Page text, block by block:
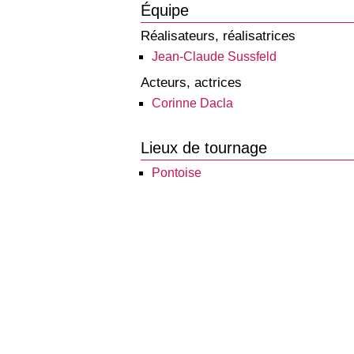
Équipe
Réalisateurs, réalisatrices
Jean-Claude Sussfeld
Acteurs, actrices
Corinne Dacla
Lieux de tournage
Pontoise